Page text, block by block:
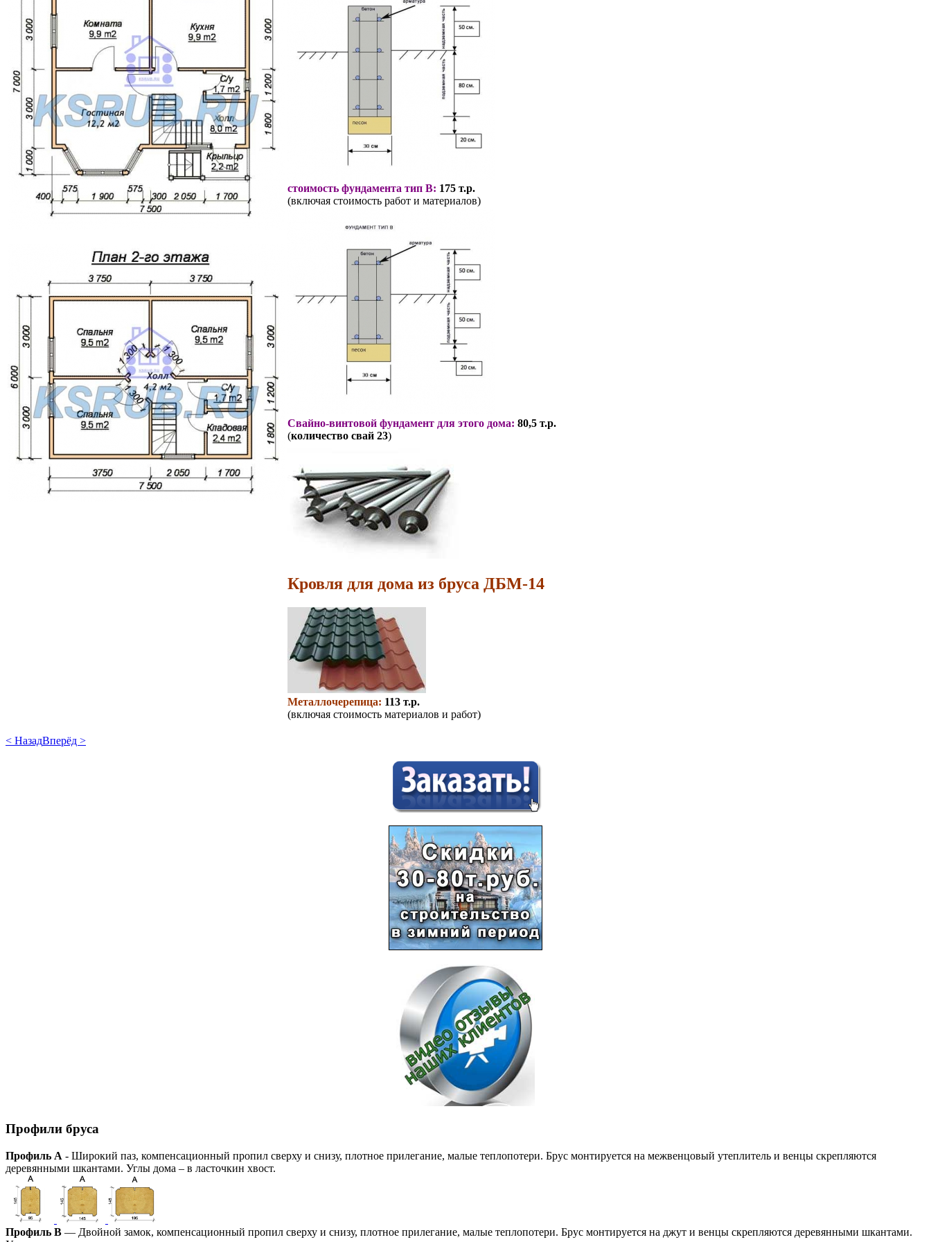
стоимость фундамента тип В: 175 т.р.
(включая стоимость работ и материалов)
Свайно-винтовой фундамент для этого дома: 80,5 т.р.
(количество свай 23)
Кровля для дома из бруса ДБМ-14
Металлочерепица: 113 т.р.
(включая стоимость материалов и работ)
< НазадВперёд >
Профили бруса
Профиль А - Широкий паз, компенсационный пропил сверху и снизу, плотное прилегание, малые теплопотери. Брус монтируется на межвенцовый утеплитель и венцы скрепляются
деревянными шкантами. Углы дома – в ласточкин хвост.
Профиль В — Двойной замок, компенсационный пропил сверху и снизу, плотное прилегание, малые теплопотери. Брус монтируется на джут и венцы скрепляются деревянными шкантами.